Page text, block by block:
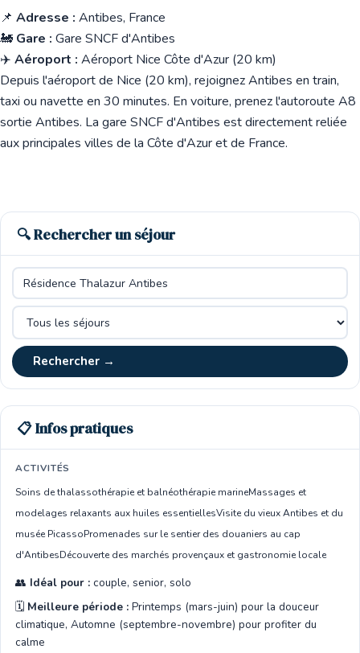
📌 Adresse : Antibes, France
🚂 Gare : Gare SNCF d'Antibes
✈️ Aéroport : Aéroport Nice Côte d'Azur (20 km)
Depuis l'aéroport de Nice (20 km), rejoignez Antibes en train,
taxi ou navette en 30 minutes. En voiture, prenez l'autoroute A8
sortie Antibes. La gare SNCF d'Antibes est directement reliée
aux principales villes de la Côte d'Azur et de France.
🔍 Rechercher un séjour
Rechercher →
📋 Infos pratiques
ACTIVITÉS
Soins de thalassothérapie et balnéothérapie marineMassages et
modelages relaxants aux huiles essentiellesVisite du vieux Antibes et du
musée PicassoPromenades sur le sentier des douaniers au cap
d'AntibesDécouverte des marchés provençaux et gastronomie locale
👥 Idéal pour : couple, senior, solo
🗓️ Meilleure période : Printemps (mars-juin) pour la douceur
climatique, Automne (septembre-novembre) pour profiter du
calme